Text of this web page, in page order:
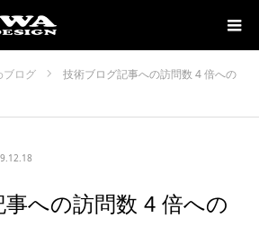
ブログ
技術ブログ記事への訪問数 4 倍への
への訪問数 4 倍への